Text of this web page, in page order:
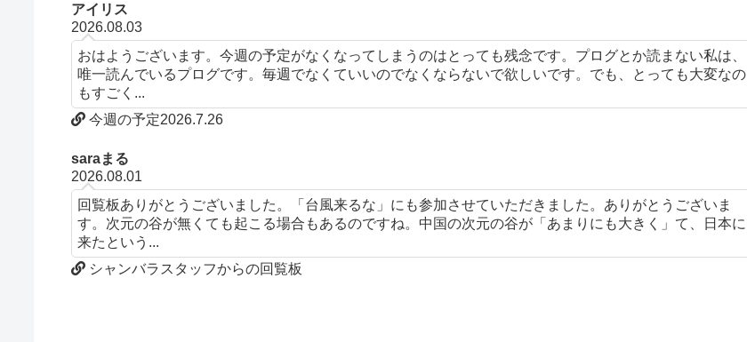
アイリス
2026.08.03
おはようございます。今週の予定がなくなってしまうのはとっても残念です。プログとか読まない私は、
唯一読んでいるプログです。毎週でなくていいのでなくならないで欲しいです。でも、とっても大変なの
もすごく...
今週の予定2026.7.26
saraまる
2026.08.01
回覧板ありがとうございました。「台風来るな」にも参加させていただきました。ありがとうございま
す。次元の谷が無くても起こる場合もあるのですね。中国の次元の谷が「あまりにも大きく」て、日本に
来たという...
シャンバラスタッフからの回覧板